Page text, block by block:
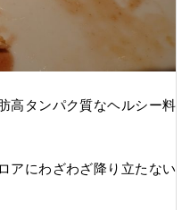
高タンパク質なヘルシー料
アにわざわざ降り立たない